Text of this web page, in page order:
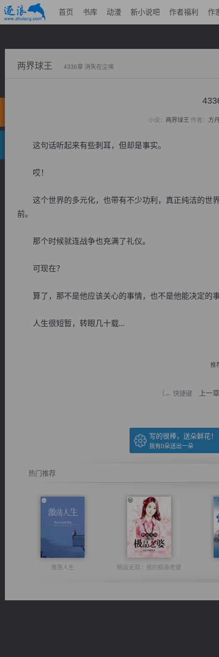
首页 书库 动漫 新小说吧 作者福利 作
两界球王 4336章 消失在尘埃
小说： 两界球王作者： 方
这句话听起来有些刺耳，但却是事实。
哎！
这个世界的多元化，也带有不少功利，真正纯洁的世
前。
那个时候就连战争也充满了礼仪。
可现在？
算了，那不是他应该关心的事情，也不是他能决定的
人生很短暂，转眼几十载...
推
（← 快捷键 上一章
写的很棒，送朵鲜花！
我有0朵送出一朵
热门推荐
激荡人生 桃运无双：我的极品老婆